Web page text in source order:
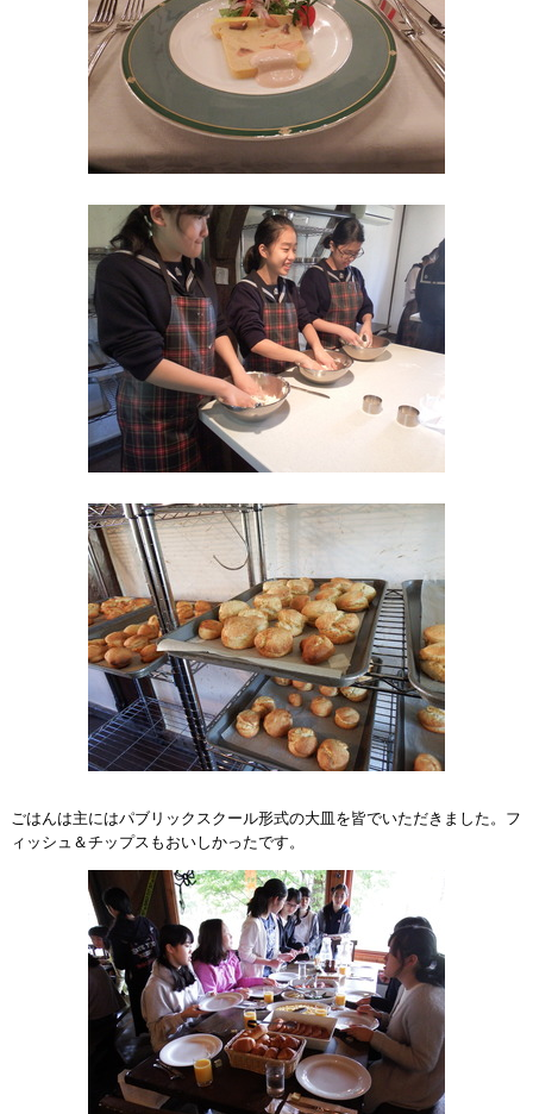
ごはんは主にはパブリックスクール形式の大皿を皆でいただきました。フ
ィッシュ＆チップスもおいしかったです。